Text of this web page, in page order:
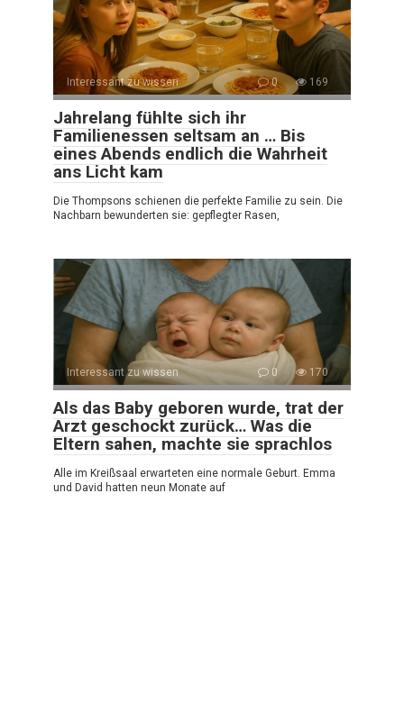
Interessant zu wissen 0 169
Jahrelang fühlte sich ihr
Familienessen seltsam an … Bis
eines Abends endlich die Wahrheit
ans Licht kam
Die Thompsons schienen die perfekte Familie zu sein. Die
Nachbarn bewunderten sie: gepflegter Rasen,
Interessant zu wissen 0 170
Als das Baby geboren wurde, trat der
Arzt geschockt zurück… Was die
Eltern sahen, machte sie sprachlos
Alle im Kreißsaal erwarteten eine normale Geburt. Emma
und David hatten neun Monate auf